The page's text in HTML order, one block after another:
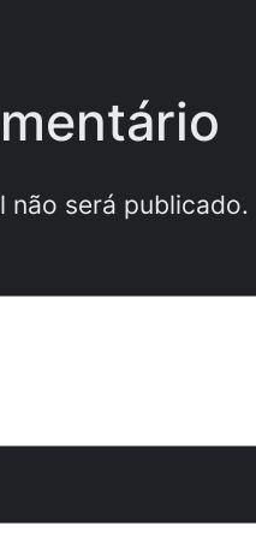
não será publicado.